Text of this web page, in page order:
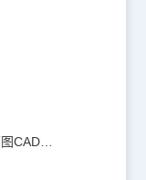
道路设计CAD图纸之道路标准横断面图CAD图纸